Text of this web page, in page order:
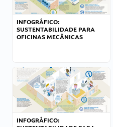
INFOGRÁFICO:
SUSTENTABILIDADE PARA
OFICINAS MECÂNICAS
INFOGRÁFICO: